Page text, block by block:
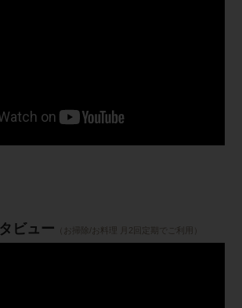
ビュー （お掃除/お料理 月2回定期でご利用）